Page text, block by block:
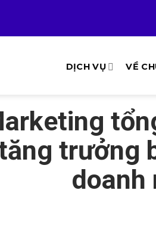
DỊCH VỤ VỀ
trưởng
doanh